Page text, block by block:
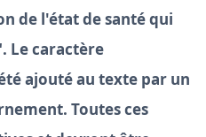
de l'état de santé qui
Le caractère
ajouté au texte par un
Toutes ces